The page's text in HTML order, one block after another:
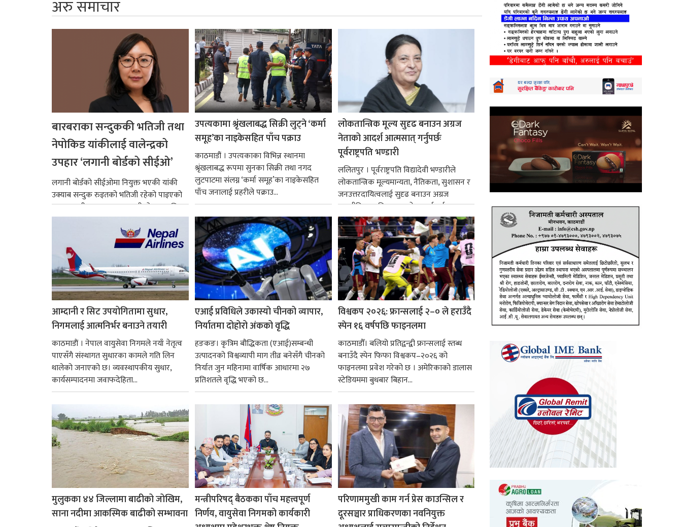
अरु समाचार
बारबराका सन्दुककी भतिजी तथा
नेपोकिड यांकीलाई वालेन्द्रको
उपहार ‘लगानी बोर्डको सीईओ’
लगानी बोर्डको सीईओमा नियुक्त भएकी यांकी
उक्याब सन्दुक रुइतको भतिजी रहेको पाइएको
छ। तत्कालीन समयमा महाकालीको अञ्चलाधिश
नै बनेका जोन...
उपत्यकामा श्रृंखलाबद्ध सिक्री लुट्ने ‘कर्मा
समूह’का नाइकेसहित पाँच पक्राउ
काठमाडौं । उपत्यकाका विभिन्न स्थानमा
श्रृंखलाबद्ध रूपमा सुनका सिक्री तथा नगद
लुटपाटमा संलग्न ‘कर्मा समूह’का नाइकेसहित
पाँच जनालाई प्रहरीले पक्राउ...
लोकतान्त्रिक मूल्य सुदृढ बनाउन अग्रज
नेताको आदर्श आत्मसात् गर्नुपर्छः
पूर्वराष्ट्रपति भण्डारी
ललितपुर । पूर्वराष्ट्रपति विद्यादेवी भण्डारीले
लोकतान्त्रिक मूल्यमान्यता, नैतिकता, सुशासन र
जनउत्तरदायित्वलाई सुदृढ बनाउन अग्रज
राजनीतिक व्यक्तित्वहरूको आदर्शलाई आत्मसात्
गर्न आवश्यक...
आम्दानी र सिट उपयोगितामा सुधार,
निगमलाई आत्मनिर्भर बनाउने तयारी
काठमाडाैं । नेपाल वायुसेवा निगमले नयाँ नेतृत्व
पाएसँगै संस्थागत सुधारका कामले गति लिन
थालेको जनाएको छ। व्यवस्थापकीय सुधार,
कार्यसम्पादनमा जवाफदेहिता...
एआई प्रविधिले उकास्यो चीनको व्यापार,
निर्यातमा दोहोरो अंकको वृद्धि
हङकङ। कृत्रिम बौद्धिकता (एआई)सम्बन्धी
उत्पादनको विश्वव्यापी माग तीव्र बनेसँगै चीनको
निर्यात जुन महिनामा वार्षिक आधारमा २७
प्रतिशतले वृद्धि भएको छ...
विश्वकप २०२६: फ्रान्सलाई २–० ले हराउँदै
स्पेन १६ वर्षपछि फाइनलमा
काठमाडौँ। बलियो प्रतिद्वन्द्वी फ्रान्सलाई स्तब्ध
बनाउँदै स्पेन फिफा विश्वकप–२०२६ को
फाइनलमा प्रवेश गरेको छ । अमेरिकाको डालास
स्टेडियममा बुधबार बिहान...
मुलुकका ४४ जिल्लामा बाढीको जोखिम,
साना नदीमा आकस्मिक बाढीको सम्भावना
मन्त्रीपरिषद् बैठकका पाँच महत्त्वपूर्ण
निर्णय, वायुसेवा निगमको कार्यकारी
परिणाममुखी काम गर्न प्रेस काउन्सिल र
दूरसञ्चार प्राधिकरणका नवनियुक्त